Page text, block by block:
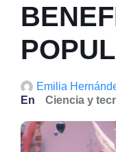
Emilia
En
Ciencia y